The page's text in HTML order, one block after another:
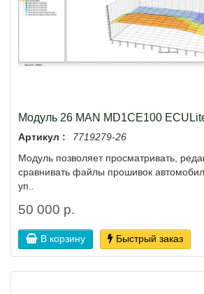
Модуль 26 MAN MD1CE100
Артикул :
7719279-26
Модуль позволяет просматривать,
сравнивать файлы прошивок
уп..
50 000 р.
В корзину Быстрый заказ